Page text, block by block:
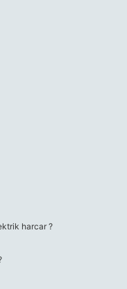
harcar ?